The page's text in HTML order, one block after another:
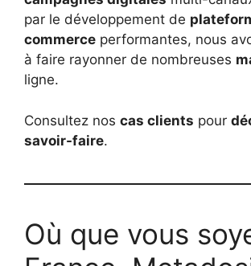
par le développement de
commerce performantes, nous
à faire rayonner de nombreuses
ligne.
Consultez nos cas clients pour
savoir-faire.
Où que vous